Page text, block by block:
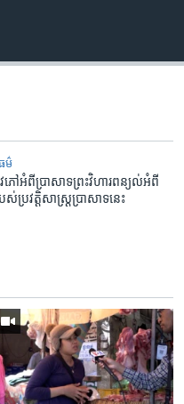
ម៌
ភៅ​អំពី​ប្រាសាទ​ព្រះវិហារ​ពន្យល់​អំពី​
ប្រវត្តិ​សាស្ត្រ​ប្រាសាទ​នេះ